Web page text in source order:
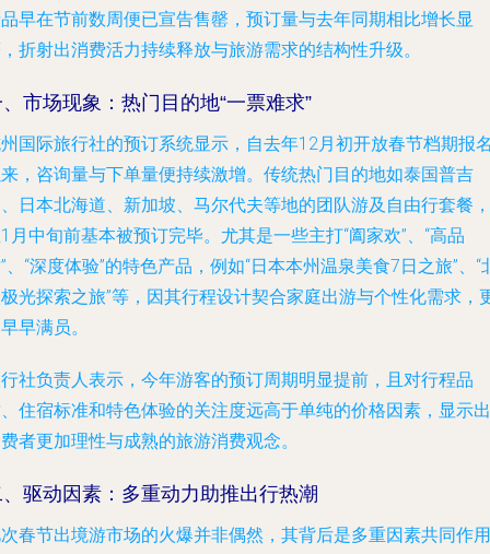
早在节前数周便已宣告售罄，预订量与去年同期相比增长显
折射出消费活力持续释放与旅游需求的结构性升级。
市场现象：热门目的地“一票难求”
国际旅行社的预订系统显示，自去年12月初开放春节档期报
，咨询量与下单量便持续激增。传统热门目的地如泰国普吉
日本北海道、新加坡、马尔代夫等地的团队游及自由行套餐，
月中旬前基本被预订完毕。尤其是一些主打“阖家欢”、“高品
、“深度体验”的特色产品，例如“日本本州温泉美食7日之旅”、“
光探索之旅”等，因其行程设计契合家庭出游与个性化需求，
早满员。
社负责人表示，今年游客的预订周期明显提前，且对行程品
住宿标准和特色体验的关注度远高于单纯的价格因素，显示出
者更加理性与成熟的旅游消费观念。
驱动因素：多重动力助推出行热潮
春节出境游市场的火爆并非偶然，其背后是多重因素共同作用